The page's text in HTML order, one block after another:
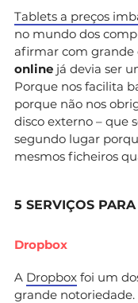
Tablets a preços
no mundo dos
afirmar com grande
online já devia ser
Porque nos facilita
porque não nos
disco externo – que
segundo lugar
mesmos ficheiros
5 SERVIÇOS
Dropbox
A Dropbox foi um
grande